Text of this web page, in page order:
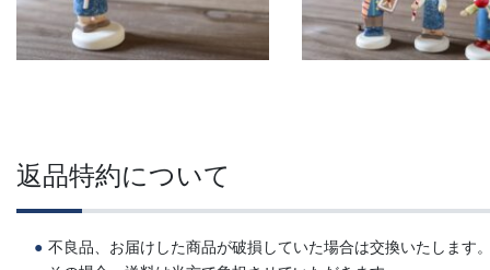
返品特約について
不良品、お届けした商品が破損していた場合は交換いたします